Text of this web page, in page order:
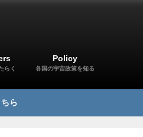
らく
Policy
各国の宇宙政策を知る
ら